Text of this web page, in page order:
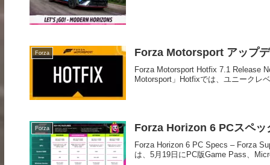
Forza Forza Motorsport アップ
Forza Motorsport Hotfix 7.1 Release
Motorsport」Hotfixでは、ユニークレ
Forza Forza Horizon 6 PCスペ
Forza Horizon 6 PC Specs – Forza
は、5月19日にPC版Game Pass、